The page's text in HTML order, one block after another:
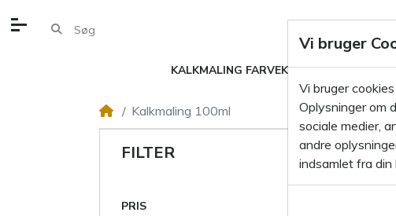
KALKMALING FARVEKORT
Kalkmaling 100ml
FILTER
PRIS
Vi bruger
Vi bruger
Oplysninger om
sociale medier,
andre
indsamlet fra din